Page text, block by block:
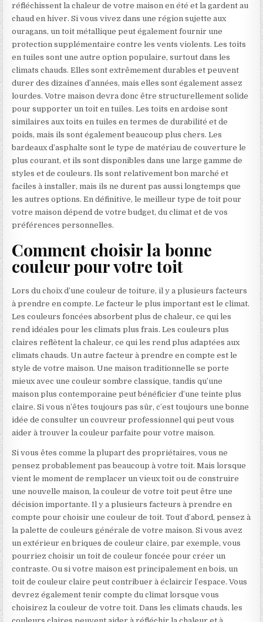
réfléchissent la chaleur de votre maison en été et la gardent au
chaud en hiver. Si vous vivez dans une région sujette aux
ouragans, un toit métallique peut également fournir une
protection supplémentaire contre les vents violents. Les toits
en tuiles sont une autre option populaire, surtout dans les
climats chauds. Elles sont extrêmement durables et peuvent
durer des dizaines d’années, mais elles sont également assez
lourdes. Votre maison devra donc être structurellement solide
pour supporter un toit en tuiles. Les toits en ardoise sont
similaires aux toits en tuiles en termes de durabilité et de
poids, mais ils sont également beaucoup plus chers. Les
bardeaux d’asphalte sont le type de matériau de couverture le
plus courant, et ils sont disponibles dans une large gamme de
styles et de couleurs. Ils sont relativement bon marché et
faciles à installer, mais ils ne durent pas aussi longtemps que
les autres options. En définitive, le meilleur type de toit pour
votre maison dépend de votre budget, du climat et de vos
préférences personnelles.
Comment choisir la bonne
couleur pour votre toit
Lors du choix d’une couleur de toiture, il y a plusieurs facteurs
à prendre en compte. Le facteur le plus important est le climat.
Les couleurs foncées absorbent plus de chaleur, ce qui les
rend idéales pour les climats plus frais. Les couleurs plus
claires reflètent la chaleur, ce qui les rend plus adaptées aux
climats chauds. Un autre facteur à prendre en compte est le
style de votre maison. Une maison traditionnelle se porte
mieux avec une couleur sombre classique, tandis qu’une
maison plus contemporaine peut bénéficier d’une teinte plus
claire. Si vous n’êtes toujours pas sûr, c’est toujours une bonne
idée de consulter un couvreur professionnel qui peut vous
aider à trouver la couleur parfaite pour votre maison.
Si vous êtes comme la plupart des propriétaires, vous ne
pensez probablement pas beaucoup à votre toit. Mais lorsque
vient le moment de remplacer un vieux toit ou de construire
une nouvelle maison, la couleur de votre toit peut être une
décision importante. Il y a plusieurs facteurs à prendre en
compte pour choisir une couleur de toit. Tout d’abord, pensez à
la palette de couleurs générale de votre maison. Si vous avez
un extérieur en briques de couleur claire, par exemple, vous
pourriez choisir un toit de couleur foncée pour créer un
contraste. Ou si votre maison est principalement en bois, un
toit de couleur claire peut contribuer à éclaircir l’espace. Vous
devrez également tenir compte du climat lorsque vous
choisirez la couleur de votre toit. Dans les climats chauds, les